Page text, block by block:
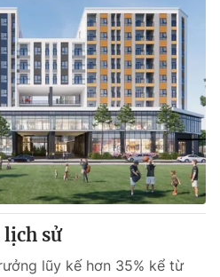
VTV Thể thao
Bất động sản
Tấm lòng Việt
Vươn mình bằng AI
VTV8
lịch sử
lũy kế hơn 35% kể từ